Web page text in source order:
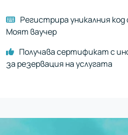
Регистрира уникалния
Моят ваучер
Получава сертификат с
за резервация на услугата